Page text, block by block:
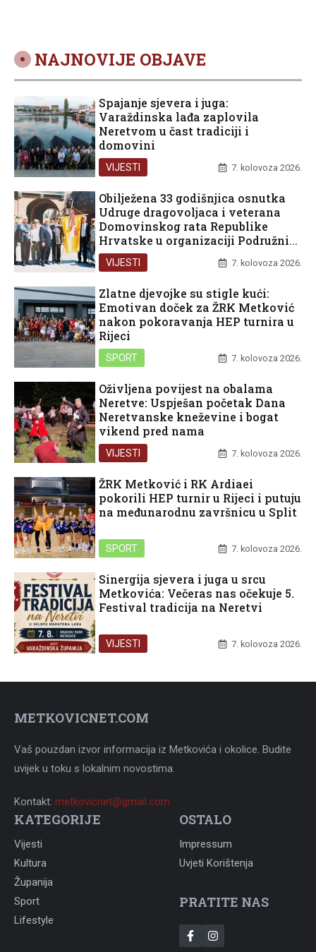
NAJNOVIJE OBJAVE
Spajanje sjevera i juga:
Varaždinska lađa zaplovila
Neretvom u čast tradiciji i
domovini
VIJESTI 7. kolovoza 2026.
Obilježena 33 godišnjica osnutka
Udruge dragovoljaca i veterana
Domovinskog rata Republike
Hrvatske u organizaciji Podružnice
Dubrovačko-neretvanske županije
VIJESTI 7. kolovoza 2026.
Zlatne djevojke su stigle kući:
Emotivan doček za ŽRK Metković
nakon pokoravanja HEP turnira u
Rijeci
SPORT 7. kolovoza 2026.
Oživljena povijest na obalama
Neretve: Uspješan početak Dana
Neretvanske kneževine i bogat
vikend pred nama
VIJESTI 7. kolovoza 2026.
ŽRK Metković i RK Ardiaei
pokorili HEP turnir u Rijeci i putuju
na međunarodnu završnicu u Split
SPORT 7. kolovoza 2026.
Sinergija sjevera i juga u srcu
Metkovića: Večeras nas očekuje 5.
Festival tradicija na Neretvi
VIJESTI 7. kolovoza 2026.
METKOVICNET.COM
Vaš pouzdan izvor informacija iz Metkovića i okolice. Budite
uvijek u toku s lokalnim novostima.
Kontakt: metkovicnet@gmail.com
KATEGORIJE
Vijesti
Kultura
Županija
Sport
Lifestyle
OSTALO
Impressum
Uvjeti Korištenja
PRATITE NAS